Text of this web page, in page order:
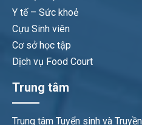
Y tế – Sức khoẻ
Cựu Sinh viên
Cơ sở học tập
Dịch vụ Food Court
Trung tâm
Trung tâm Tuyển sinh và